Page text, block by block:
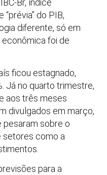
do PIB,
diferente, só em
foi de
ficou estagnado,
Já no quarto trimestre,
aos três meses
divulgados em março,
pesaram sobre o
setores como a
para a